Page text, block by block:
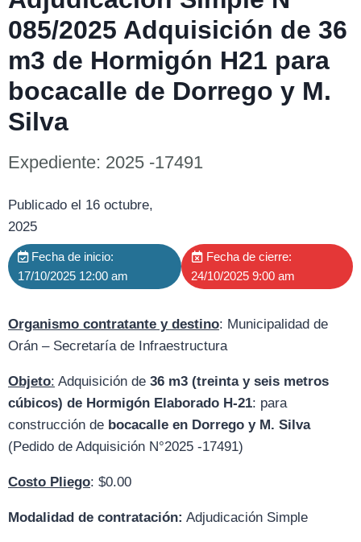
085/2025 Adquisición de 36
m3 de Hormigón H21 para
bocacalle de Dorrego y M.
Silva
Expediente: 2025 -17491
Publicado el 16 octubre,
2025
Fecha de inicio:
17/10/2025 12:00 am
Fecha de cierre:
24/10/2025 9:00 am
Organismo contratante y destino: Municipalidad de
Orán – Secretaría de Infraestructura
Objeto: Adquisición de 36 m3 (treinta y seis metros
cúbicos) de Hormigón Elaborado H-21: para
construcción de bocacalle en Dorrego y M. Silva
(Pedido de Adquisición N°2025 -17491)
Costo Pliego: $0.00
Modalidad de contratación: Adjudicación Simple